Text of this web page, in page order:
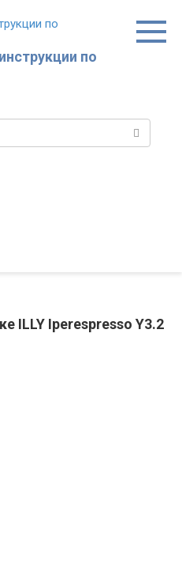
по
ILLY Iperespresso Y3.2